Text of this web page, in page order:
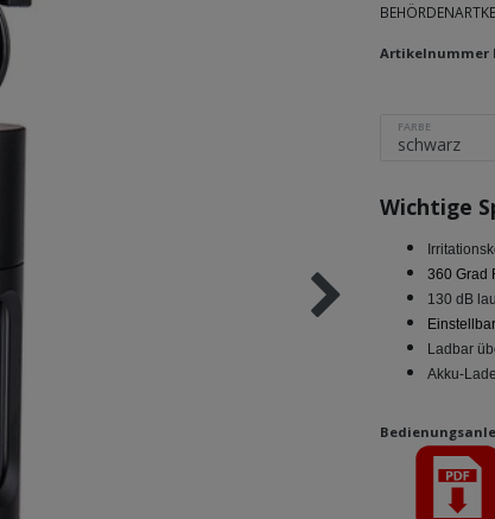
Artikelnummer
FARBE
Wichtige
360 Grad
130 dB
Ladbar
Akku-